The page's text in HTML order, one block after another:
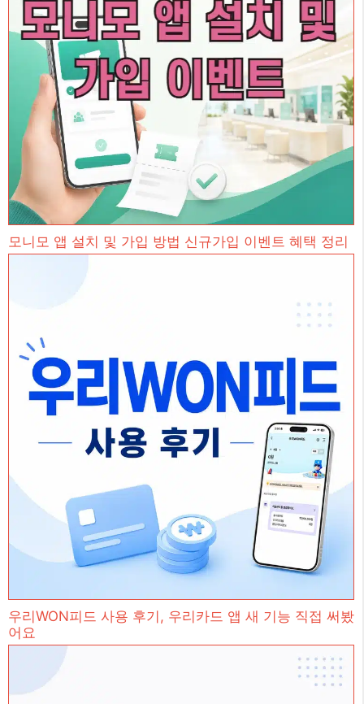
모니모 앱 설치 및 가입 방법 신규가입 이벤트 혜택 정리
우리WON피드 사용 후기, 우리카드 앱 새 기능 직접 써봤
어요